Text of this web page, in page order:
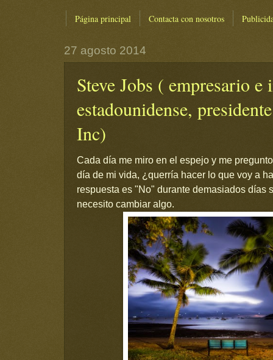
Página principal Contacta con nosotros
27 agosto 2014
Steve Jobs ( empresario
estadounidense,
Inc)
Cada día me miro en el espejo y me
día de mi vida, ¿querría hacer lo que voy a
respuesta es "No" durante demasiados días
necesito cambiar algo.